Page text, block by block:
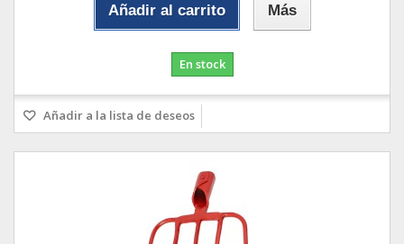
Añadir al carrito Más
En stock
Añadir a la lista de deseos